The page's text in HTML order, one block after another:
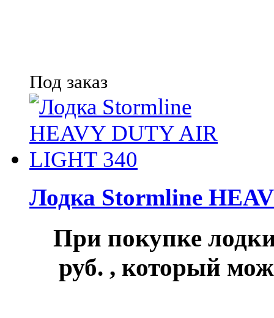
Под заказ
Лодка Stormline
При покупке
руб. , который